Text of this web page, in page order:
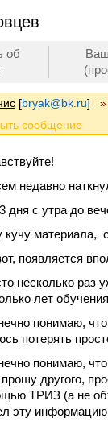
об
[bryak@bk.ru] »
недавно
дня с утра до
кучу материала,
появляется
несколько раз
лет
понимаю,
потерять
понимаю,
другого,
ТРИЗ (а не
эту